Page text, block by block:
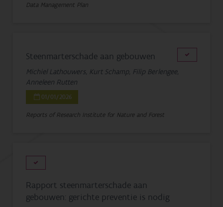
Data Management Plan
Steenmarterschade aan gebouwen
Michiel Lathouwers, Kurt Schamp, Filip Berlengee,
Anneleen Rutten
01/01/2026
Reports of Research Institute for Nature and Forest
Rapport steenmarterschade aan
gebouwen: gerichte preventie is nodig